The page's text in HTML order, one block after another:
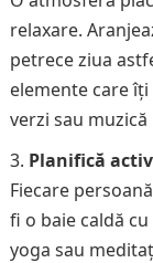
relaxare.
petrece ziua
elemente care
verzi sau
Planifică
Fiecare
fi o baie caldă
yoga sau